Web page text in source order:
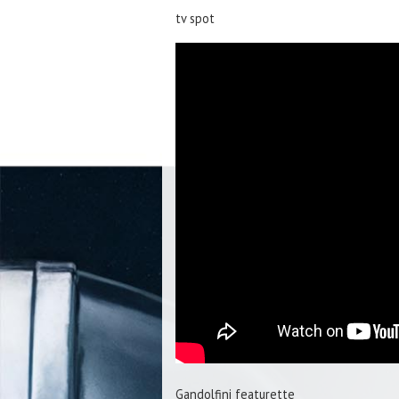
tv spot
Gandolfini featurette